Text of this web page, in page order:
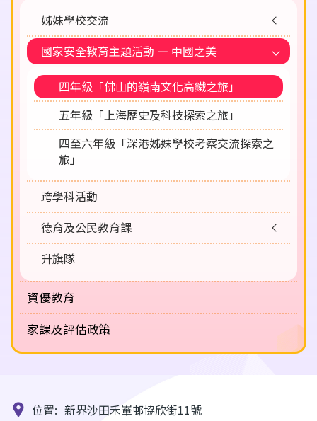
姊妹學校交流
國家安全教育主題活動 — 中國之美
四年級「佛山的嶺南文化高鐵之旅」
五年級「上海歷史及科技探索之旅」
四至六年級「深港姊妹學校考察交流探索之
旅」
跨學科活動
德育及公民教育課
升旗隊
資優教育
家課及評估政策
位置: 新界沙田禾輋邨協欣街11號